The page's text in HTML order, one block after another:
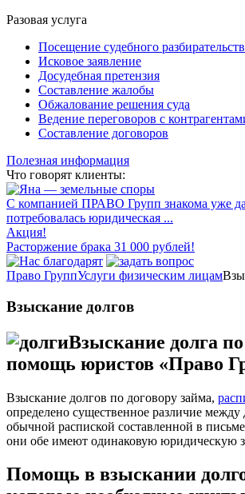
Разовая услуга
Посещение судебного
Исковое заявление
Досудебная претензия
Составление жалобы
Обжалование решения суда
Ведение переговоров с
Составление договоров
Полезная информация
Что говорят клиенты:
С компанией ПРАВО Групп знакома уже
потребовалась юридическая ...
Акция!
Расторжение брака 31 000 рублей!
Право ГруппУслуги физическим лицам
Взыскание долгов
Взыскание долга
помощь юристов «Право
Взыскание долгов по договору займа,
определено существенное различие между
обычной распиской составленной в
они обе имеют одинаковую юридическую
Помощь в взыскании